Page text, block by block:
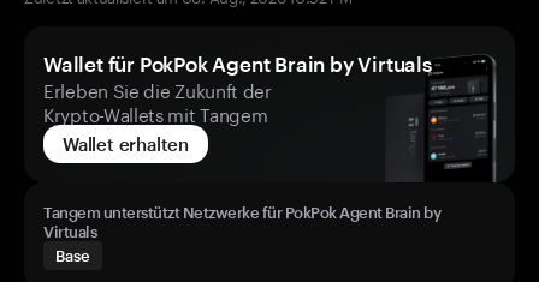
Wallet für PokPok Agent Brain by Virtuals
Erleben Sie die Zukunft der
Krypto-Wallets mit Tangem
Wallet erhalten
Tangem unterstützt Netzwerke für PokPok Agent Brain by
Virtuals
Base